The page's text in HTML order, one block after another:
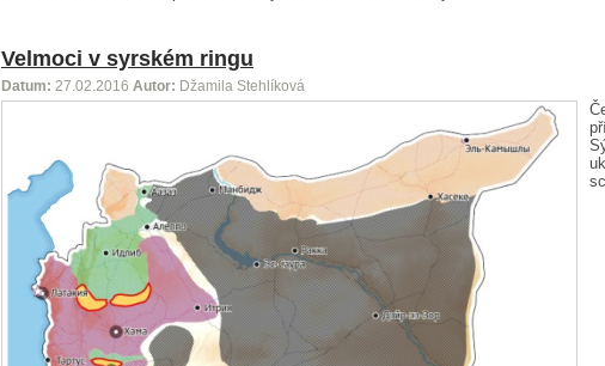
Velmoci v syrském ringu
Datum: 27.02.2016 Autor: Džamila Stehlíková